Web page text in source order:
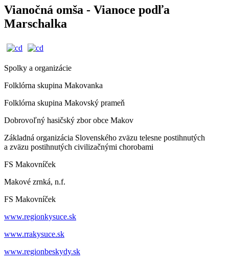
Vianočná omša - Vianoce podľa
Marschalka
Spolky a organizácie
Folklórna skupina Makovanka
Folklórna skupina Makovský prameň
Dobrovoľný hasičský zbor obce Makov
Základná organizácia Slovenského zväzu telesne postihnutých
a zväzu postihnutých civilizačnými chorobami
FS Makovníček
Makové zrnká, n.f.
FS Makovníček
www.regionkysuce.sk
www.rrakysuce.sk
www.regionbeskydy.sk